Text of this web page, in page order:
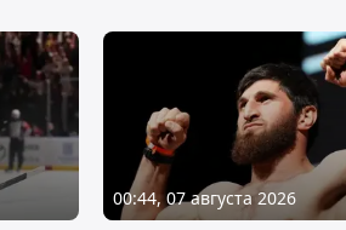
00:44, 07 августа 2026